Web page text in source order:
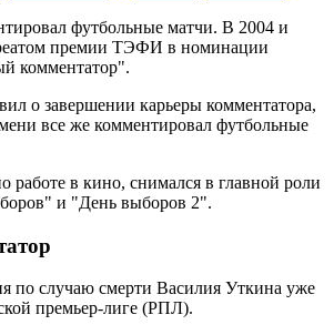
футбольные матчи. В 2004 и
премии ТЭФИ в номинации
комментатор".
о завершении карьеры комментатора,
все же комментировал футбольные
работе в кино, снимался в главной роли
и "День выборов 2".
по случаю смерти Василия Уткина уже
премьер-лиге (РПЛ).